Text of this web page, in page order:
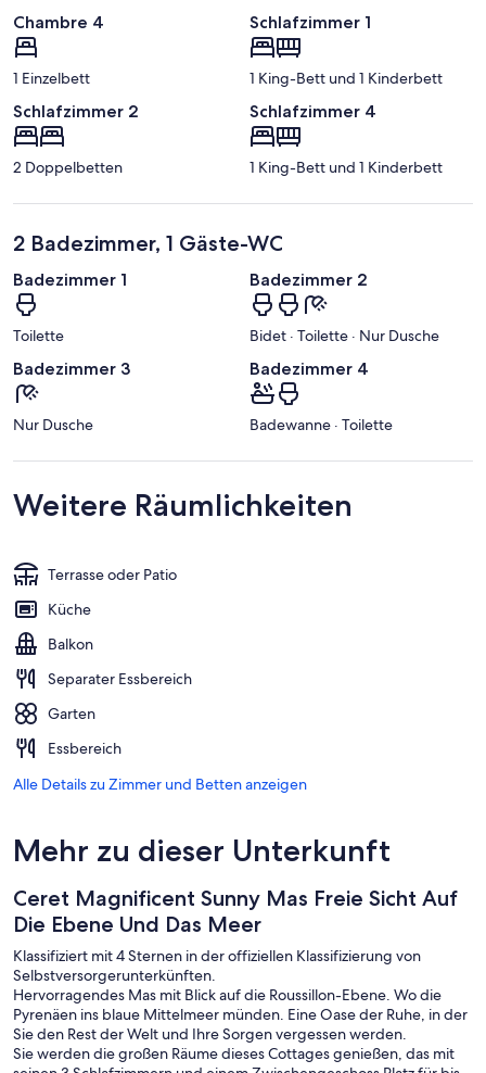
Chambre 4
1 Einzelbett
Schlafzimmer 1
1 King-Bett und 1 Kinderbett
Schlafzimmer 2
2 Doppelbetten
Schlafzimmer 4
1 King-Bett und 1 Kinderbett
2 Badezimmer, 1 Gäste-WC
Badezimmer 1
Toilette
Badezimmer 2
Bidet · Toilette · Nur Dusche
Badezimmer 3
Nur Dusche
Badezimmer 4
Badewanne · Toilette
Weitere Räumlichkeiten
Terrasse oder Patio
Küche
Balkon
Separater Essbereich
Garten
Essbereich
Alle Details zu Zimmer und Betten anzeigen
Mehr zu dieser Unterkunft
Ceret Magnificent Sunny Mas Freie Sicht Auf
Die Ebene Und Das Meer
Klassifiziert mit 4 Sternen in der offiziellen Klassifizierung von
Selbstversorgerunterkünften.
Hervorragendes Mas mit Blick auf die Roussillon-Ebene. Wo die
Pyrenäen ins blaue Mittelmeer münden. Eine Oase der Ruhe, in der
Sie den Rest der Welt und Ihre Sorgen vergessen werden.
Sie werden die großen Räume dieses Cottages genießen, das mit